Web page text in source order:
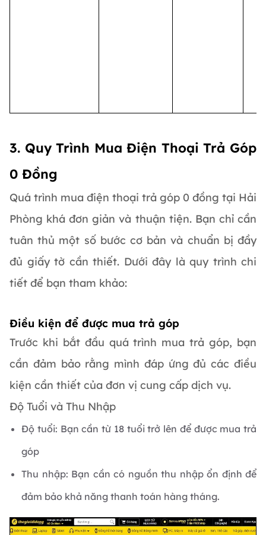
3. Quy Trình Mua Điện Thoại Trả Góp
0 Đồng
Quá trình mua điện thoại trả góp 0 đồng tại Hải
Phòng khá đơn giản và thuận tiện. Bạn chỉ cần
tuân thủ một số bước cơ bản và chuẩn bị đầy
đủ giấy tờ cần thiết. Dưới đây là quy trình chi
tiết để bạn tham khảo:
Điều kiện để được mua trả góp
Trước khi bắt đầu quá trình mua trả góp, bạn
cần đảm bảo rằng mình đáp ứng đủ các điều
kiện cần thiết của đơn vị cung cấp dịch vụ.
Độ Tuổi và Thu Nhập
Độ tuổi: Bạn cần từ 18 tuổi trở lên để được mua trả
góp
Thu nhập: Bạn cần có nguồn thu nhập ổn định để
đảm bảo khả năng thanh toán hàng tháng.